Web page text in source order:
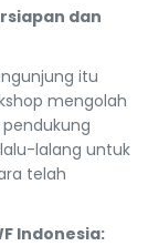
dan
itu
mengolah
lalang untuk
telah
Indonesia: